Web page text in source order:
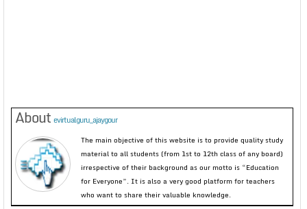
About evirtualguru_ajaygour
The main objective of this website is to provide quality study
material to all students (from 1st to 12th class of any board)
irrespective of their background as our motto is “Education
for Everyone”. It is also a very good platform for teachers
who want to share their valuable knowledge.